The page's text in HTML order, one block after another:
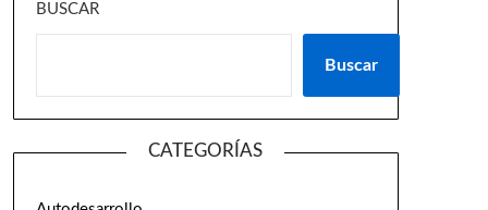
BUSCAR
Buscar
CATEGORÍAS